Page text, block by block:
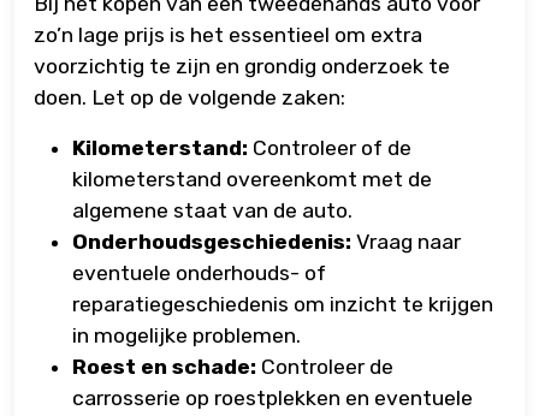
zo’n lage prijs is het essentieel om extra
voorzichtig te zijn en grondig onderzoek te
doen. Let op de volgende zaken:
Kilometerstand: Controleer of de
kilometerstand overeenkomt met de
algemene staat van de auto.
Onderhoudsgeschiedenis: Vraag naar
eventuele onderhouds- of
reparatiegeschiedenis om inzicht te krijgen
in mogelijke problemen.
Roest en schade: Controleer de
carrosserie op roestplekken en eventuele